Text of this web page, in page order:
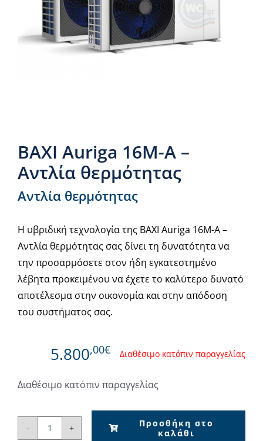
Νέα & άρθρα
Επικοινωνία
BAXI Auriga 16M-A –
Αντλία θερμότητας
Αντλία θερμότητας
Η υβριδική τεχνολογία της BAXI Auriga 16M-A –
Αντλία θερμότητας σας δίνει τη δυνατότητα να
την προσαρμόσετε στον ήδη εγκατεστημένο
λέβητα προκειμένου να έχετε το καλύτερο δυνατό
αποτέλεσμα στην οικονομία και στην απόδοση
του συστήματος σας.
5.800,00€ Διαθέσιμο κατόπιν παραγγελίας
Διαθέσιμο κατόπιν παραγγελίας
BAXI
Προσθήκη στο
καλάθι